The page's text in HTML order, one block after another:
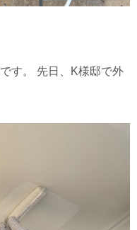
す。 先日、K様邸で外